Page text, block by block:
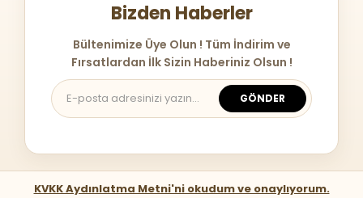
Bizden Haberler
Bültenimize Üye Olun ! Tüm İndirim ve
Fırsatlardan İlk Sizin Haberiniz Olsun !
GÖNDER
KVKK Aydınlatma Metni'ni okudum ve onaylıyorum.